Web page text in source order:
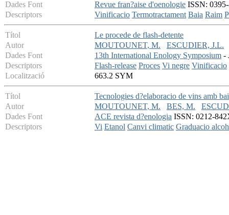
Dades Font
Revue fran?aise d'oenologie ISSN:
Descriptors
Vinificacio Termotractament Baia Raim
Títol
Le procede de flash-detente
Autor
MOUTOUNET, M.
ESCUDIER, J.L.
Dades Font
13th International Enology Symposium -
Descriptors
Flash-release Proces Vi negre Vinificacio
Localització
663.2 SYM
Títol
Tecnologies d?elaboracio de vins amb
Autor
MOUTOUNET, M. BES, M.
Dades Font
ACE revista d?enologia ISSN: 0212-
Descriptors
Vi Etanol Canvi climatic Graduacio